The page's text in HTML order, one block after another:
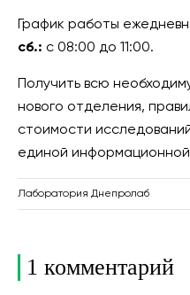
График работы
сб.: с 08:00 до 11:00.
Получить всю
нового отделения,
стоимости
единой
Лаборатория Днепролаб
1 комментарий